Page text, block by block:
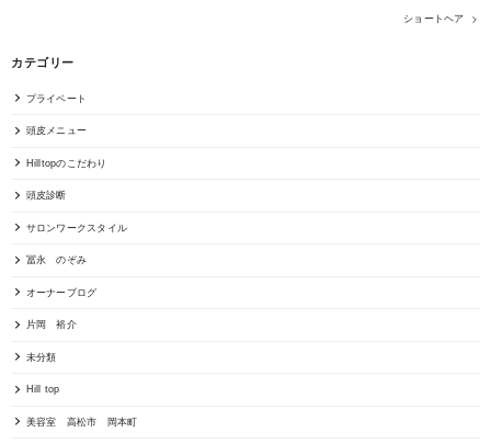
ショートヘア
カテゴリー
プライベート
頭皮メニュー
Hilltopのこだわり
頭皮診断
サロンワークスタイル
冨永 のぞみ
オーナーブログ
片岡 裕介
未分類
Hill top
美容室 高松市 岡本町